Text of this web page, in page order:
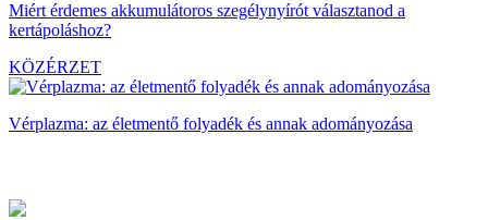
Miért érdemes akkumulátoros szegélynyírót választanod a
kertápoláshoz?
KÖZÉRZET
Vérplazma: az életmentő folyadék és annak adományozása